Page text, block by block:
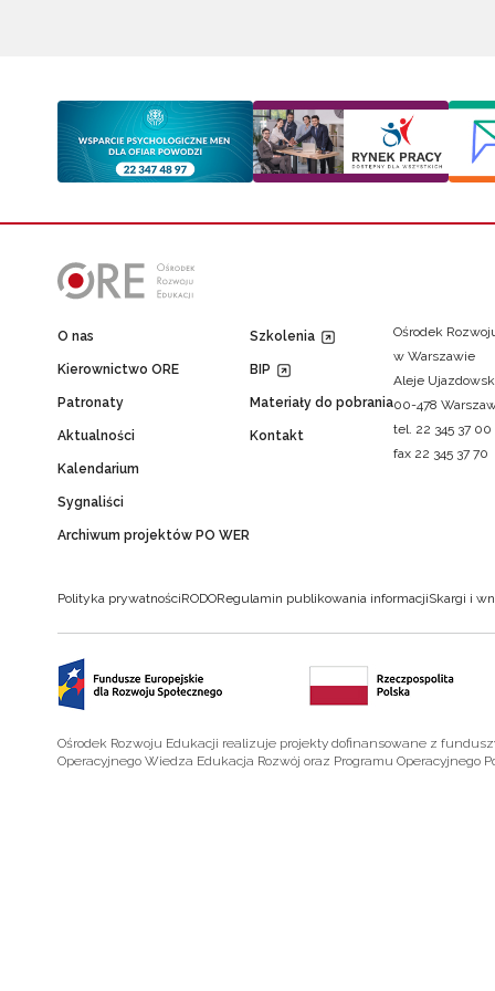
O nas
Kierownictwo ORE
Patronaty
Aktualności
Kalendarium
Sygnaliści
Archiwum projektów PO WER
Szkolenia
BIP
Materiały do pobrania
Kontakt
Ośrodek
w Warszawie
Aleje
00-478
tel. 22 345 37 00
fax 22 345 37 70
Polityka prywatnościRODORegulamin publikowania informacjiSkargi i
Ośrodek Rozwoju Edukacji realizuje projekty dofinansowane z
Operacyjnego Wiedza Edukacja Rozwój oraz Programu Operacyjnego